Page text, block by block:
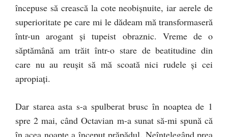
începuse să crească la cote neobişnuite, iar aerele de
superioritate pe care mi le dădeam mă transformaseră
într-un arogant şi tupeist obraznic. Vreme de o
săptămână am trăit într-o stare de beatitudine din
care nu au reuşit să mă scoată nici rudele şi cei
apropiaţi.
Dar starea asta s-a spulberat brusc în noaptea de 1
spre 2 mai, când Octavian m-a sunat să-mi spună că
în acea noapte a început prăpădul. Neînţelegând prea